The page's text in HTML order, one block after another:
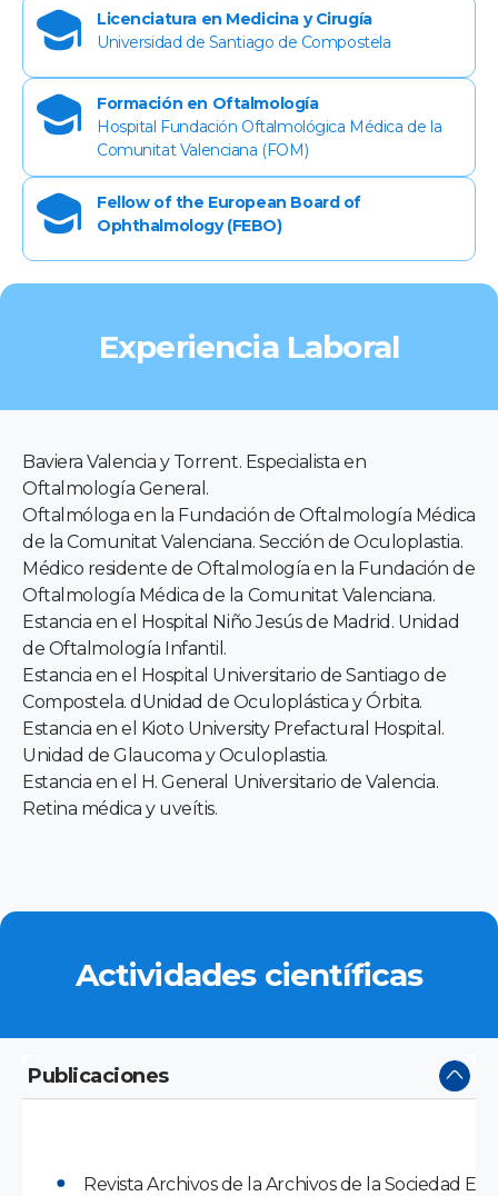
Licenciatura en Medicina y Cirugía
Universidad de Santiago de Compostela
Formación en Oftalmología
Hospital Fundación Oftalmológica Médica de la
Comunitat Valenciana (FOM)
Fellow of the European Board of
Ophthalmology (FEBO)
Experiencia Laboral
Baviera Valencia y Torrent. Especialista en
Oftalmología General.
Oftalmóloga en la Fundación de Oftalmología Médica
de la Comunitat Valenciana. Sección de Oculoplastia.
Médico residente de Oftalmología en la Fundación de
Oftalmología Médica de la Comunitat Valenciana.
Estancia en el Hospital Niño Jesús de Madrid. Unidad
de Oftalmología Infantil.
Estancia en el Hospital Universitario de Santiago de
Compostela. dUnidad de Oculoplástica y Órbita.
Estancia en el Kioto University Prefactural Hospital.
Unidad de Glaucoma y Oculoplastia.
Estancia en el H. General Universitario de Valencia.
Retina médica y uveítis.
Actividades científicas
Publicaciones
Revista Archivos de la Archivos de la Sociedad